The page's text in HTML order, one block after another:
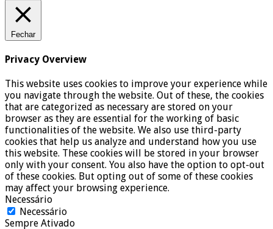
Fechar
Privacy Overview
This website uses cookies to improve your experience while
you navigate through the website. Out of these, the cookies
that are categorized as necessary are stored on your
browser as they are essential for the working of basic
functionalities of the website. We also use third-party
cookies that help us analyze and understand how you use
this website. These cookies will be stored in your browser
only with your consent. You also have the option to opt-out
of these cookies. But opting out of some of these cookies
may affect your browsing experience.
Necessário
Necessário
Sempre Ativado